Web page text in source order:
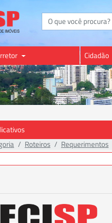
Buscar
Cidadão
Roteiros Requerimentos